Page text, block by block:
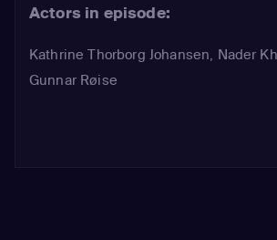
Actors in episode:
Kathrine Thorborg Johansen, Nader
Gunnar Røise